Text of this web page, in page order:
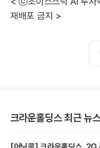
재배포 금지 >
크라운홀딩스 최근 뉴